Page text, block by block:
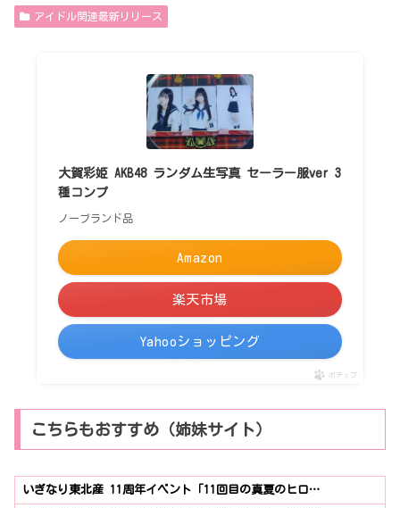
アイドル関連最新リリース
大賀彩姫 AKB48 ランダム生写真 セーラー服ver 3
種コンプ
ノーブランド品
Amazon
楽天市場
Yahooショッピング
ポチップ
こちらもおすすめ（姉妹サイト）
いぎなり東北産 11周年イベント「11回目の真夏のヒロ…